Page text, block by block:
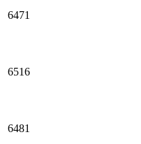
6471
6516
6481